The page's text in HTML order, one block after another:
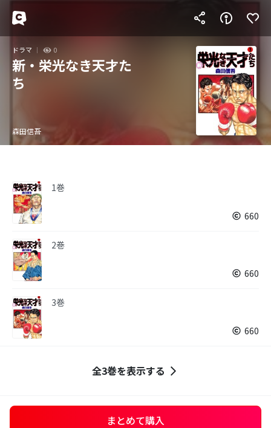
ドラマ 0
新・栄光なき天才た
ち
森田信吾
1巻
660
2巻
660
3巻
660
全3巻を表示する
まとめて購入